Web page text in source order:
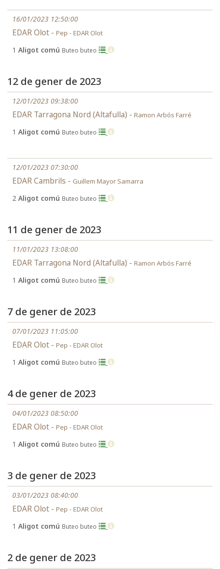
16/01/2023 12:50:00
EDAR Olot - Pep - EDAR Olot
1 Aligot comú Buteo buteo
12 de gener de 2023
12/01/2023 09:38:00
EDAR Tarragona Nord (Altafulla) - Ramon Arbós Farré
1 Aligot comú Buteo buteo
12/01/2023 07:30:00
EDAR Cambrils - Guillem Mayor Samarra
2 Aligot comú Buteo buteo
11 de gener de 2023
11/01/2023 13:08:00
EDAR Tarragona Nord (Altafulla) - Ramon Arbós Farré
1 Aligot comú Buteo buteo
7 de gener de 2023
07/01/2023 11:05:00
EDAR Olot - Pep - EDAR Olot
1 Aligot comú Buteo buteo
4 de gener de 2023
04/01/2023 08:50:00
EDAR Olot - Pep - EDAR Olot
1 Aligot comú Buteo buteo
3 de gener de 2023
03/01/2023 08:40:00
EDAR Olot - Pep - EDAR Olot
1 Aligot comú Buteo buteo
2 de gener de 2023